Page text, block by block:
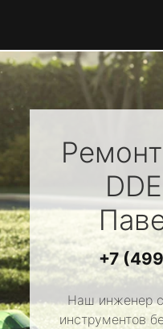
DDE
+7
Наш инженер
инструментов